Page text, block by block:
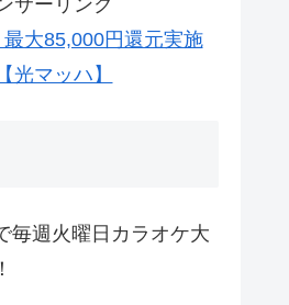
サーリンク
大85,000円還元実施
光マッハ】
毎週火曜日カラオケ大